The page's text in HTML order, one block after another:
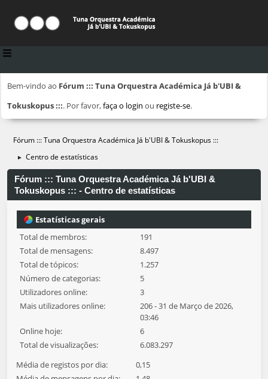
Bem-vindo ao Fórum ::: Tuna Orquestra Académica Já b'UBI &
Tokuskopus :::. Por favor,faça o login ou registe-se.
Fórum ::: Tuna Orquestra Académica Já b'UBI & Tokuskopus :::
► Centro de estatísticas
Fórum ::: Tuna Orquestra Académica Já b'UBI &
Tokuskopus ::: - Centro de estatísticas
Estatísticas gerais
Total de membros:
191
Total de mensagens:
8.497
Total de tópicos:
1.257
Número de categorias:
5
Utilizadores online:
3
Mais utilizadores online:
206 - 31 de Março de 2026,
03:46
Online hoje:
6
Total de visualizações:
6.083.297
Média de registos por dia:
0,15